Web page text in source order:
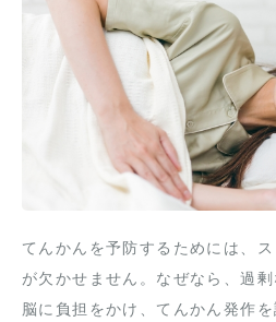
てんかんを予防するためには、
が欠かせません。なぜなら、過
脳に負担をかけ、てんかん発作